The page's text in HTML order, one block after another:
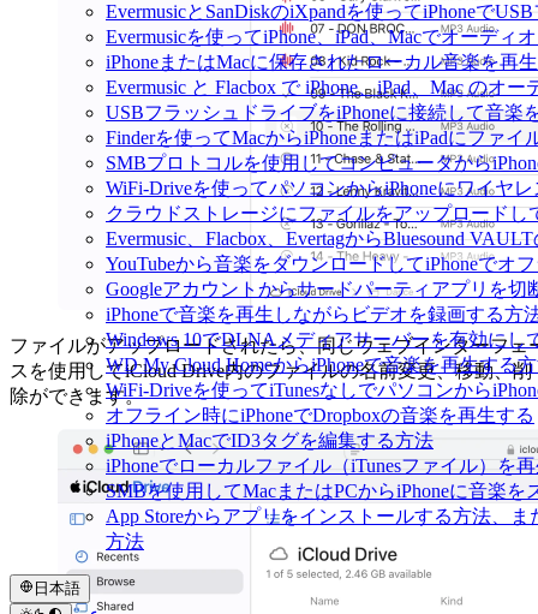
EvermusicとSanDiskのiXpandを使ってiPhoneで
Evermusicを使ってiPhone、iPad、Macでオーディ
iPhoneまたはMacに保存されたローカル音楽を再
Evermusic と Flacbox で iPhone、iPad、Mac のオ
USBフラッシュドライブをiPhoneに接続して音楽
Finderを使ってMacからiPhoneまたはiPadにファイ
SMBプロトコルを使用してコンピュータから
WiFi-Driveを使ってパソコンからiPhoneにワイヤ
クラウドストレージにファイルをアップロードし
Evermusic、Flacbox、EvertagからBluesound
YouTubeから音楽をダウンロードしてiPhoneでオ
Googleアカウントからサードパーティアプリを切
iPhoneで音楽を再生しながらビデオを録画する方
Windows 10でDLNAメディアサーバーを有効にし
WD My Cloud HomeからiPhoneで音楽を再生する
WiFi-Driveを使ってiTunesなしでパソコンから
オフライン時にiPhoneでDropboxの音楽を再生する
iPhoneとMacでID3タグを編集する方法
iPhoneでローカルファイル（iTunesファイル）を
SMBを使用してMacまたはPCからiPhoneに音楽を
App Storeからアプリをインストールする方法、
方法
日本語
ファイルがアップロードされたら、同じウェブインターフェ
スを使用してiCloud Drive内のファイルの名前変更、移動、削
除ができます。